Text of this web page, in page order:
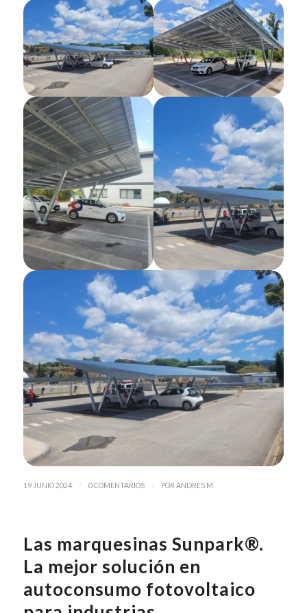
19 JUNIO 2024 / 0 COMENTARIOS / POR ANDRES M
Las marquesinas Sunpark®.
La mejor solución en
autoconsumo fotovoltaico